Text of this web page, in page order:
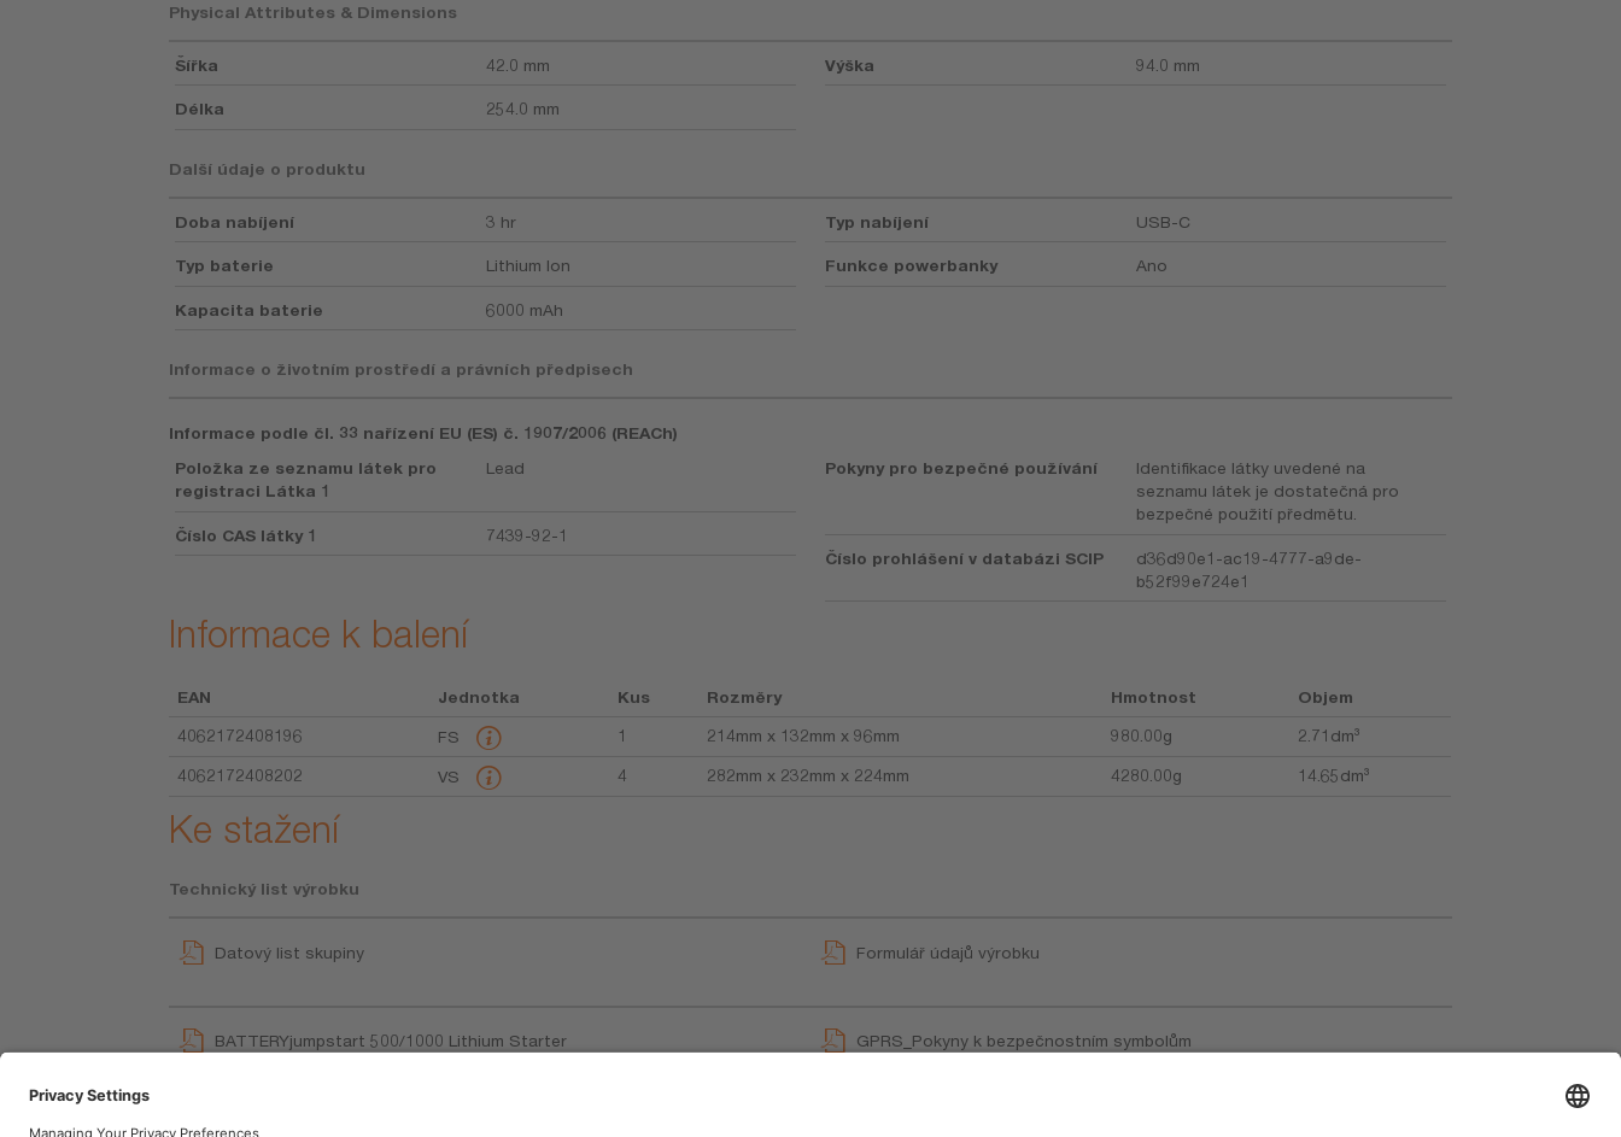
Physical Attributes & Dimensions
Šířka 42.0 mm
Délka 254.0 mm
Výška 94.0 mm
Další údaje o produktu
Doba nabíjení 3 hr
Typ baterie Lithium Ion
Kapacita baterie 6000 mAh
Typ nabíjení USB-C
Funkce powerbanky Ano
Informace o životním prostředí a právních předpisech
Informace podle čl. 33 nařízení EU (ES) č. 1907/2006 (REACh)
Položka ze seznamu látek pro
registraci Látka 1
Lead
Číslo CAS látky 1 7439-92-1
Pokyny pro bezpečné používání
Identifikace látky uvedené na
seznamu látek je dostatečná pro
bezpečné použití předmětu.
Číslo prohlášení v databázi SCIP
d36d90e1-ac19-4777-a9de-
b52f99e724e1
Informace k balení
EAN Jednotka Kus Rozměry Hmotnost
Objem
4062172408196
FS 1 214mm x 132mm x 96mm 980.00g 2.71dm³
4062172408202 VS 4 282mm x 232mm x 224mm 4280.00g 14.65dm³
Ke stažení
Technický list výrobku
Datový list skupiny Formulář údajů výrobku
BATTERYjumpstart 500/1000 Lithium Starter
GPRS_Pokyny k bezpečnostním symbolům